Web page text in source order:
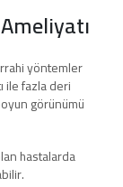
yöntemler
ile fazla deri
görünümü
hastalarda